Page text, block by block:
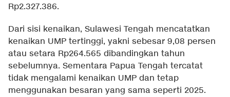
Rp2.327.386.
Dari sisi kenaikan, Sulawesi Tengah mencatatkan
kenaikan UMP tertinggi, yakni sebesar 9,08 persen
atau setara Rp264.565 dibandingkan tahun
sebelumnya. Sementara Papua Tengah tercatat
tidak mengalami kenaikan UMP dan tetap
menggunakan besaran yang sama seperti 2025.